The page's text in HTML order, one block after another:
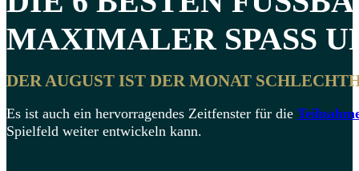
MAXIMALER SPASS
DER AUGUST IST DER MONAT
Es ist auch ein hervorragendes Zeitfenster für die
Spielfeld weiter entwickeln kann.